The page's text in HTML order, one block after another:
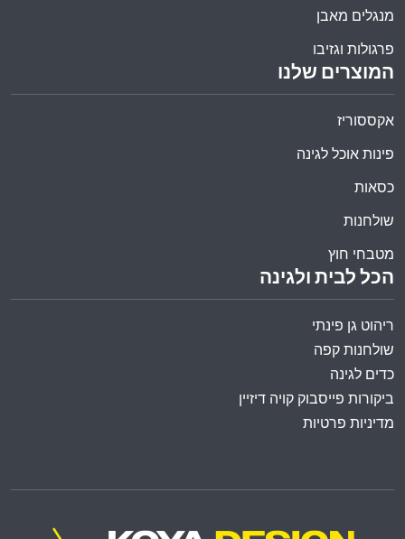
הכל לבית ולגינה
ריהוט גן פינתי
שולחנות קפה
כדים לגינה
ביקורות פייסבוק קויה דיזיין
מדיניות פרטיות
המוצרים שלנו
אקססוריז
פינות אוכל לגינה
כסאות
שולחנות
מטבחי חוץ
מנגלים מאבן
פרגולות וגזיבו